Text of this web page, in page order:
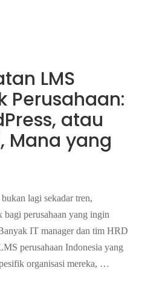
LMS
Perusahaan:
atau
Mana yang
lagi sekadar tren,
bagi perusahaan yang ingin
IT manager dan tim HRD
perusahaan Indonesia yang
organisasi mereka, …